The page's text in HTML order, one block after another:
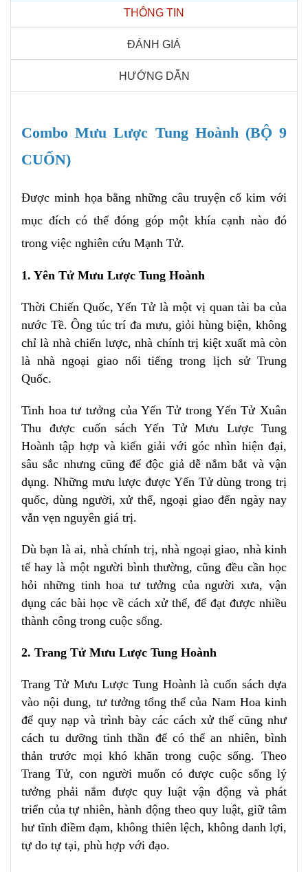
THÔNG TIN
ĐÁNH GIÁ
HƯỚNG DẪN
Combo Mưu Lược Tung Hoành (BỘ 9
CUỐN)
Được minh họa bằng những câu truyện cổ kim với
mục đích có thể đóng góp một khía cạnh nào đó
trong việc nghiên cứu Mạnh Tử.
1. Yên Tử Mưu Lược Tung Hoành
Thời Chiến Quốc, Yến Tử là một vị quan tài ba của
nước Tề. Ông túc trí đa mưu, giỏi hùng biện, không
chỉ là nhà chiến lược, nhà chính trị kiệt xuất mà còn
là nhà ngoại giao nổi tiếng trong lịch sử Trung
Quốc.
Tinh hoa tư tưởng của Yến Tử trong Yến Tử Xuân
Thu được cuốn sách Yến Tử Mưu Lược Tung
Hoành tập hợp và kiến giải với góc nhìn hiện đại,
sâu sắc nhưng cũng để độc giả dễ nắm bắt và vận
dụng. Những mưu lược được Yến Tử dùng trong trị
quốc, dùng người, xử thế, ngoại giao đến ngày nay
vẫn vẹn nguyên giá trị.
Dù bạn là ai, nhà chính trị, nhà ngoại giao, nhà kinh
tế hay là một người bình thường, cũng đều cần học
hỏi những tinh hoa tư tưởng của người xưa, vận
dụng các bài học về cách xử thế, để đạt được nhiều
thành công trong cuộc sống.
2. Trang Tử Mưu Lược Tung Hoành
Trang Tử Mưu Lược Tung Hoành là cuốn sách dựa
vào nội dung, tư tưởng tổng thể của Nam Hoa kinh
để quy nạp và trình bày các cách xử thế cũng như
cách tu dưỡng tinh thần để có thể an nhiên, bình
thản trước mọi khó khăn trong cuộc sống. Theo
Trang Tử, con người muốn có được cuộc sống lý
tưởng phải nắm được quy luật vận động và phát
triển của tự nhiên, hành động theo quy luật, giữ tâm
hư tĩnh điềm đạm, không thiên lệch, không danh lợi,
tự do tự tại, phù hợp với đạo.